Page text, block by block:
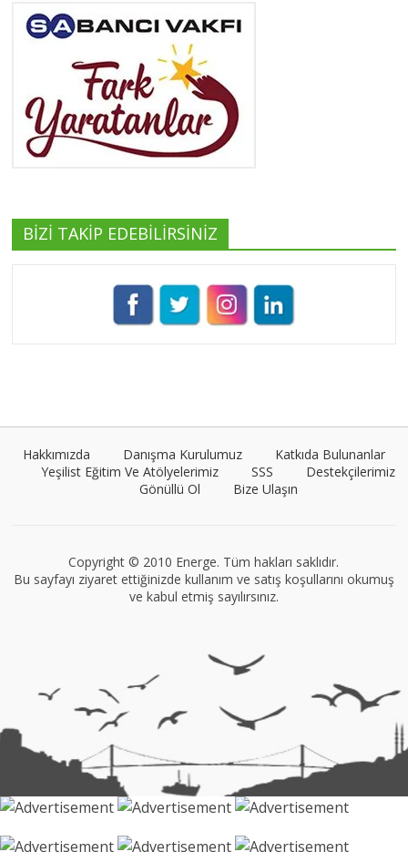
Yeşilist
Tüm yazıları görüntüle
Tüm yazıları görüntüle
Naz Kural
Tüm yazıları görüntüle
BİZİ TAKİP EDEBİLİRSİNİZ
Hakkımızda Danışma Kurulumuz
Katkıda Bulunanlar
Yeşilist Eğitim Ve Atölyelerimiz
SSS
Destekçilerimiz
Gönüllü Ol
Bize Ulaşın
Copyright © 2010 Energe. Tüm hakları saklıdır.
Bu sayfayı ziyaret ettiğinizde kullanım ve satış koşullarını okumuş
ve kabul etmiş sayılırsınız.